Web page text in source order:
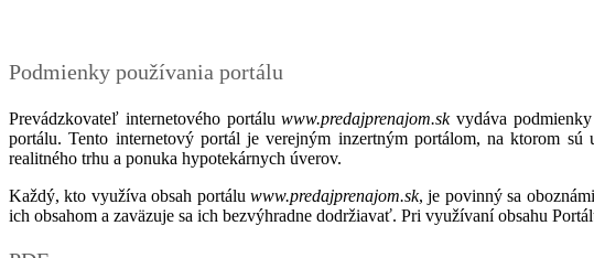
Podmienky používania portálu
Prevádzkovateľ internetového portáluwww.predajprenajom.skvydáva podmienky
portálu. Tento internetový portál je verejným inzertným portálom, na ktorom
realitného trhu a ponuka hypotekárnych úverov.
Každý, kto využíva obsah portálu www.predajprenajom.sk, je povinný sa
ich obsahom a zaväzuje sa ich bezvýhradne dodržiavať. Pri využívaní obsahu